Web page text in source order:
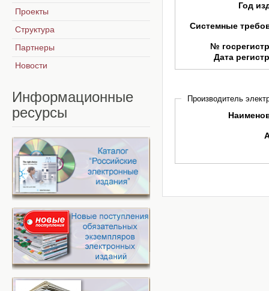
Год
Системные
№
Дата
Производитель
Проекты
Структура
Партнеры
Новости
Информационные
ресурсы